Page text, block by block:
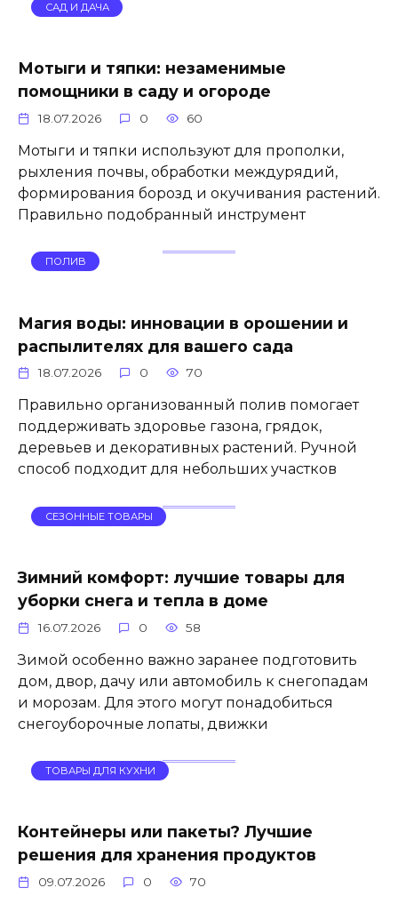
САД И ДАЧА
Мотыги и тяпки: незаменимые
помощники в саду и огороде
18.07.2026 0 60
Мотыги и тяпки используют для прополки,
рыхления почвы, обработки междурядий,
формирования борозд и окучивания растений.
Правильно подобранный инструмент
ПОЛИВ
Магия воды: инновации в орошении и
распылителях для вашего сада
18.07.2026 0 70
Правильно организованный полив помогает
поддерживать здоровье газона, грядок,
деревьев и декоративных растений. Ручной
способ подходит для небольших участков
СЕЗОННЫЕ ТОВАРЫ
Зимний комфорт: лучшие товары для
уборки снега и тепла в доме
16.07.2026 0 58
Зимой особенно важно заранее подготовить
дом, двор, дачу или автомобиль к снегопадам
и морозам. Для этого могут понадобиться
снегоуборочные лопаты, движки
ТОВАРЫ ДЛЯ КУХНИ
Контейнеры или пакеты? Лучшие
решения для хранения продуктов
09.07.2026 0 70